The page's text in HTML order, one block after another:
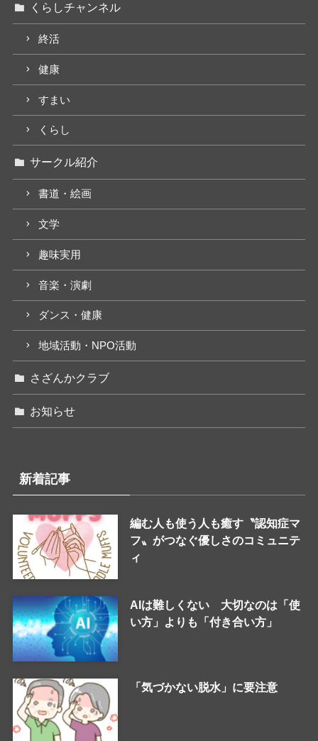
くらしチャンネル
終活
健康
すまい
くらし
サークル紹介
書道・絵画
文学
趣味実用
音楽・演劇
ダンス・健康
地域活動・NPO活動
さざんかクラブ
お知らせ
新着記事
編む人も使う人も癒す〝認知症マ
フ〟がつなぐ優しさのコミュニテ
ィ
AIは難しくない 大切なのは「使
い方」よりも「付き合い方」
「気づかない脱水」に要注意